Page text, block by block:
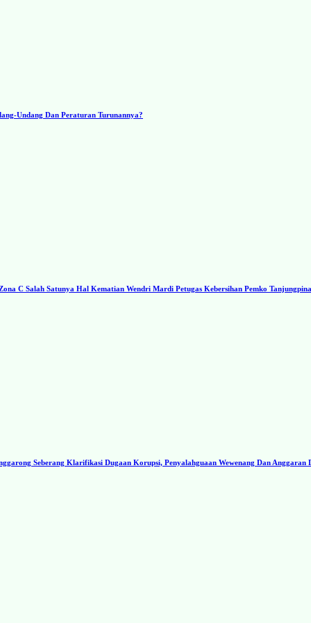
Undang Dan Peraturan Turunannya?
C Salah Satunya Hal Kematian Wendri Mardi Petugas Kebersihan Pemko
Seberang Klarifikasi Dugaan Korupsi, Penyalahguaan Wewenang Dan Anggaran